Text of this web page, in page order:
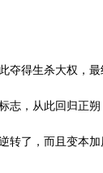
夺得生杀大权，
志，从此回归正
转了，而且变本